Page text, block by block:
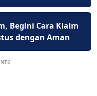
Begini Cara Klaim
dengan Aman